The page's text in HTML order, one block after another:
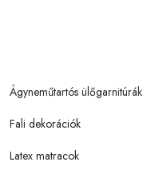
Ágyneműtartós ülőgarnitúrák
Fali dekorációk
Latex matracok